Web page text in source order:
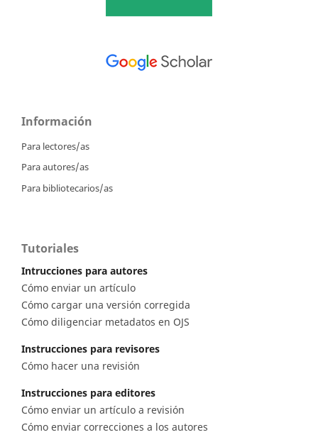
Información
Para lectores/as
Para autores/as
Para bibliotecarios/as
Tutoriales
Intrucciones para autores
Cómo enviar un artículo
Cómo cargar una versión corregida
Cómo diligenciar metadatos en OJS
Instrucciones para revisores
Cómo hacer una revisión
Instrucciones para editores
Cómo enviar un artículo a revisión
Cómo enviar correcciones a los autores